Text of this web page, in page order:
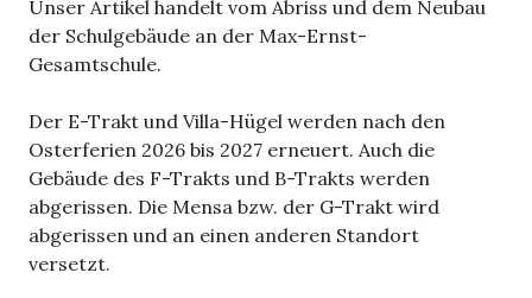
Unser Artikel handelt vom Abriss und dem Neubau
der Schulgebäude an der Max-Ernst-
Gesamtschule.
Der E-Trakt und Villa-Hügel werden nach den
Osterferien 2026 bis 2027 erneuert. Auch die
Gebäude des F-Trakts und B-Trakts werden
abgerissen. Die Mensa bzw. der G-Trakt wird
abgerissen und an einen anderen Standort
versetzt.